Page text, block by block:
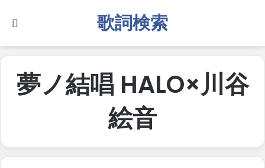
歌詞検索
夢ノ結唱 HALO×川谷
絵音